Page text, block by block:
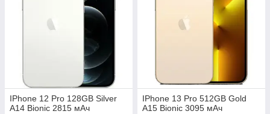
IPhone 12 Pro 128GB Silver
A14 Bionic 2815 мАч
IPhone 13 Pro 512GB Gold
A15 Bionic 3095 мАч